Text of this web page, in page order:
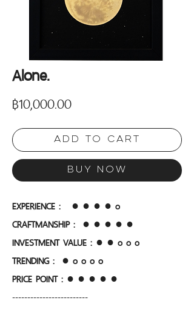
Alone.
฿10,000.00Price
Add to Cart
Buy Now
EXPERIENCE :   ● ● ● ● o
CRAFTMANSHIP :  ● ● ● ● ●
INVESTMENT VALUE : ● ● o o o
TRENDING :  ● o o o o
PRICE POINT : ● ● ● ● ●
-------------------------